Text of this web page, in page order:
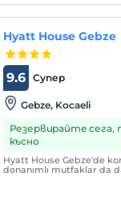
града. На място има
паркинг. Стаите са
котлон за вода.
Hyatt House Gebze
Супер
9.6
Gebze, Kocaeli
Резервирайте
късно
Hyatt House Gebze'de
donanımlı mutfaklar da